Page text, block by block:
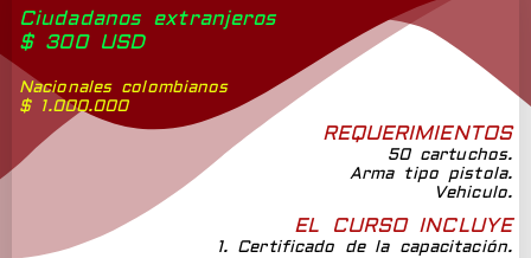
Ciudadanos extranjeros
$ 300 USD
Nacionales colombianos
$ 1.000.000
REQUERIMIENTOS
50 cartuchos.
Arma tipo pistola.
Vehiculo.
EL CURSO INCLUYE
1. Certificado de la capacitación.